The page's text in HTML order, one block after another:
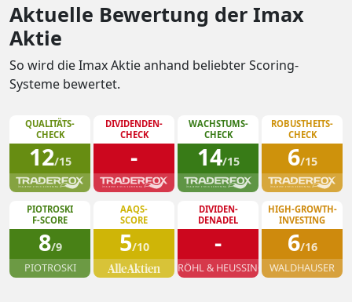
Aktuelle Bewertung der Imax
Aktie
So wird die Imax Aktie anhand beliebter Scoring-
Systeme bewertet.
QUALITÄTS-
CHECK
12/15
DIVIDENDEN-
CHECK
-
WACHSTUMS-
CHECK
14/15
ROBUSTHEITS-
CHECK
6/15
PIOTROSKI
F-SCORE
8/9
PIOTROSKI
AAQS-
SCORE
5/10
DIVIDEN-
DENADEL
-
RÖHL & HEUSSINGER
HIGH-GROWTH-
INVESTING
6/16
WALDHAUSER